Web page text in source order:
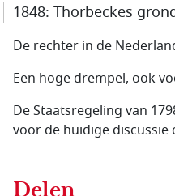
1848: Thorbeckes
De rechter in de
Een hoge drempel, ook
De Staatsregeling van
voor de huidige
Delen